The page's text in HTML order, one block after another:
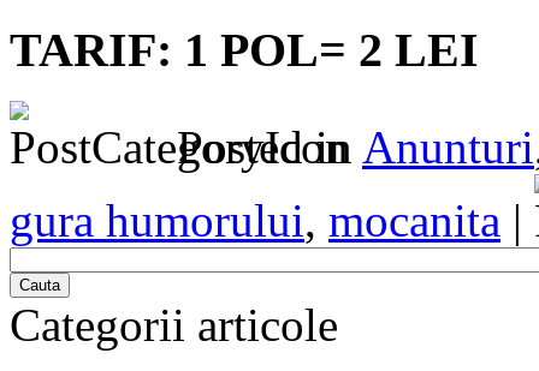
TARIF: 1 POL= 2 LEI
Posted in Anunturi
gura humorului, mocanita |
Cauta
Categorii articole